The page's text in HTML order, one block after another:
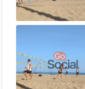
📩 Contacto
¿Tienes dudas?Andrés
¿Quieres estar al día
nuestro
grupo de